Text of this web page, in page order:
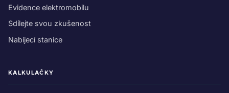
Evidence elektromobilu
Sdílejte svou zkušenost
Nabíjecí stanice
KALKULAČKY